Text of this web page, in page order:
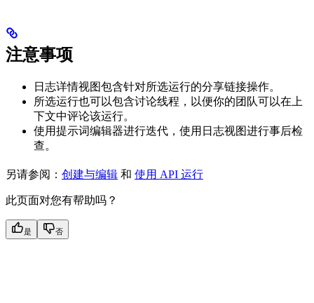
注意事项
日志详情视图包含针对所选运行的分享链接操作。
所选运行也可以包含讨论线程，以便你的团队可以在上
下文中评论该运行。
使用提示词编辑器进行迭代，使用日志视图进行事后检
查。
另请参阅： 创建与编辑 和 使用 API 运行
此页面对您有帮助吗？
是 否